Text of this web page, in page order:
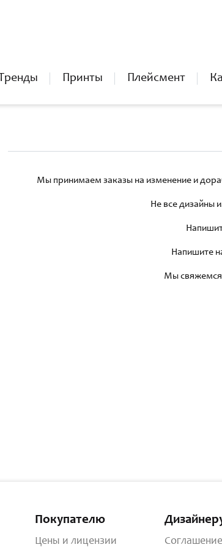
Тренды Принты Плейсмент
Мы принимаем заказы на изменение и
Не все дизайны
Напишите
Мы
Покупателю
Цены и лицензии